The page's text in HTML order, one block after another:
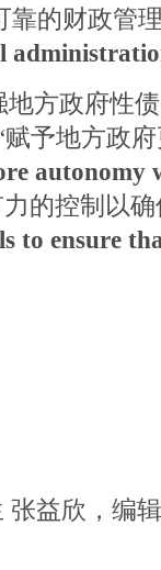
靠的财政管
方政府性
赋予地方政
autonomy
力的控制以
to ensure
张益欣，编